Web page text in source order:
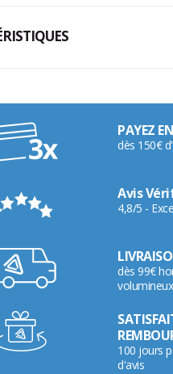
PAYEZ
dès 150€
Avis
4,8/5 -
dès 99€
volumineux
100 jours
d'avis